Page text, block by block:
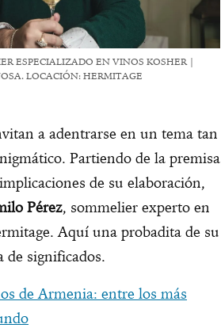
ESPECIALIZADO EN VINOS KOSHER |
LOCACIÓN: HERMITAGE
a adentrarse en un tema tan
Partiendo de la premisa
de su elaboración,
Pérez, sommelier experto en
Aquí una probadita de su
de significados.
de Armenia: entre los más